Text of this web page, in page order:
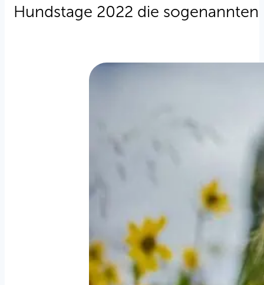
Hundstage 2022 die